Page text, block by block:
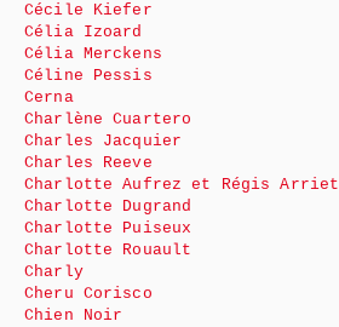
Cécile Kiefer
Célia Izoard
Célia Merckens
Céline Pessis
Cerna
Charlène Cuartero
Charles Jacquier
Charles Reeve
Charlotte Aufrez et Régis Arriet
Charlotte Dugrand
Charlotte Puiseux
Charlotte Rouault
Charly
Cheru Corisco
Chien Noir